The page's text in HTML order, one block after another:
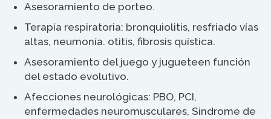
Asesoramiento de porteo.
Terapía respiratoria: bronquiolitis, resfriado vías
altas, neumonía. otitis, fibrosis quística.
Asesoramiento del juego y jugueteen función
del estado evolutivo.
Afecciones neurológicas: PBO, PCI,
enfermedades neuromusculares, Sindrome de